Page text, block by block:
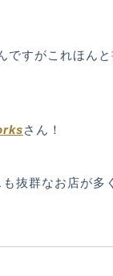
すがこれほん
さん！
抜群なお店が多